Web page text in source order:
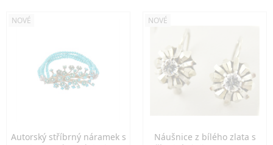
NOVÉ
Autorský stříbrný náramek s
NOVÉ
Náušnice z bílého zlata s